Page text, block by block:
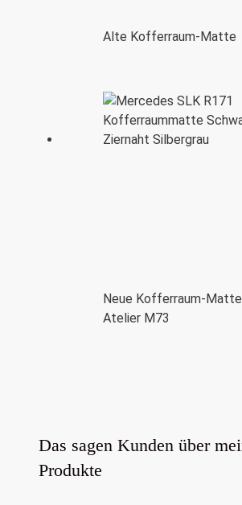
Alte Kofferraum-Matte
Neue Kofferraum-
Atelier M73
Das sagen Kunden über
Produkte